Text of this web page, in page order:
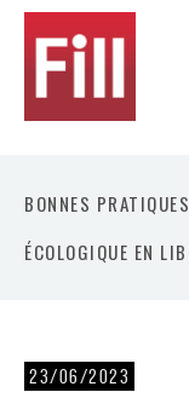
BONNES
ÉCOLOGIQUE EN
23/06/2023